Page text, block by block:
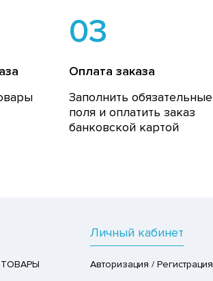
03
Оплата заказа
Заполнить обязательные
поля и оплатить заказ
банковской картой
Личный кабинет
Авторизация / Регистрация